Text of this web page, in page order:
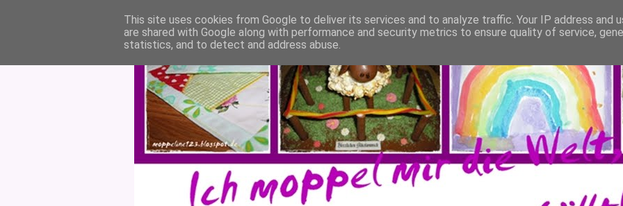
This site uses cookies from Google to deliver its services and to analyze traffic. Your IP address and
are shared with Google along with performance and security metrics to ensure quality of service,
statistics, and to detect and address abuse.